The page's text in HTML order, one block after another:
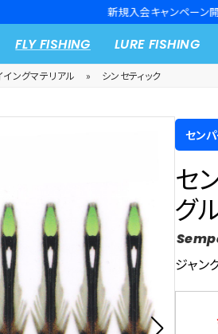
新規入会キャンペーン
FLY FISHING LURE FISHING
イングマテリアル » シンセティック
セン
セ
グ
ジャン